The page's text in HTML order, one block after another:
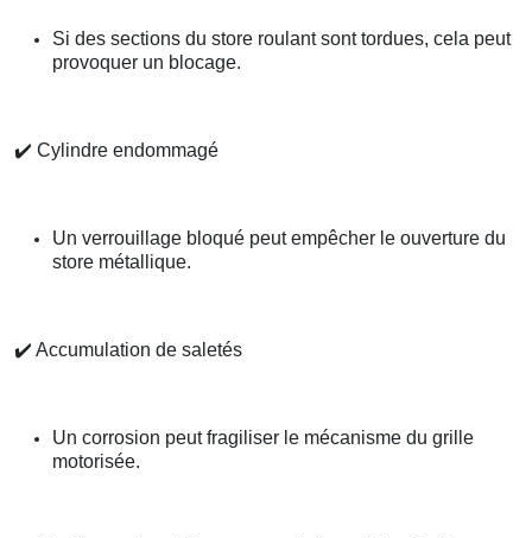
Si des sections du store roulant sont tordues, cela peut
provoquer un blocage.
✔️ Cylindre endommagé
Un verrouillage bloqué peut empêcher le ouverture du
store métallique.
✔️ Accumulation de saletés
Un corrosion peut fragiliser le mécanisme du grille
motorisée.